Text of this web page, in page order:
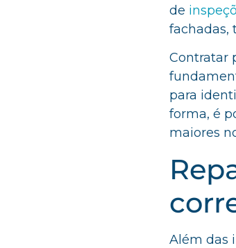
de
fachadas,
Contratar
para
forma, é
maiores
Além das